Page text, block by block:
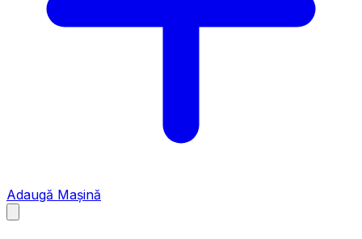
Adaugă Mașină